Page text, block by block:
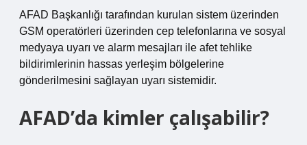
AFAD Başkanlığı tarafından kurulan sistem üzerinden
GSM operatörleri üzerinden cep telefonlarına ve sosyal
medyaya uyarı ve alarm mesajları ile afet tehlike
bildirimlerinin hassas yerleşim bölgelerine
gönderilmesini sağlayan uyarı sistemidir.
AFAD’da kimler çalışabilir?